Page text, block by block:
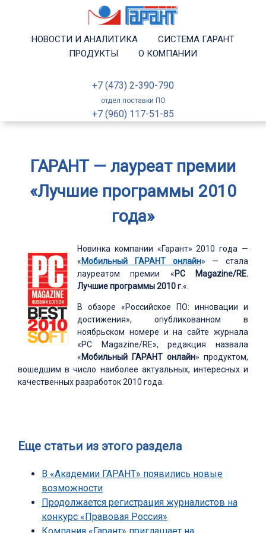
НОВОСТИ И АНАЛИТИКА
СИСТЕМА ГАРАНТ
ПРОДУКТЫ
О КОМПАНИИ
+7 (473) 2-390-790
отдел поставки ПО
+7 (960) 117-51-85
ГАРАНТ — лауреат премии
«Лучшие программы 2010
года»
Новинка компании «Гарант» 2010 года —
«Мобильный ГАРАНТ онлайн» — стала
лауреатом премии «PC Magazine/RE.
Лучшие программы 2010 г.«.
В обзоре «Российское ПО: инновации и
достижения», опубликованном в
ноябрьском номере и на сайте журнала
«PC Magazine/RE», редакция назвала
«Мобильный ГАРАНТ онлайн» продуктом,
вошедшим в число наиболее актуальных, интересных и
качественных разработок 2010 года.
Еще статьи из этого раздела
В «Академии ГАРАНТ» появились новые
возможности
Продолжается регистрация журналистов на
конкурс «Правовая Россия»